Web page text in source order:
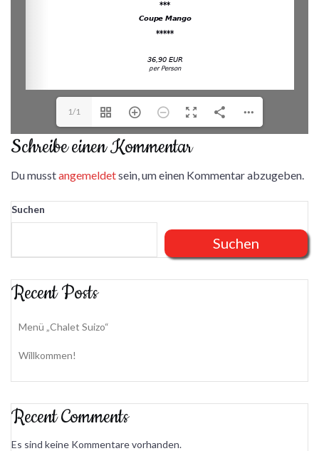
1/1
Schreibe einen Kommentar
Du musstangemeldetsein, um einen Kommentar abzugeben.
Suchen
Suchen
Recent Posts
Menü „Chalet Suizo“
Willkommen!
Recent Comments
Es sind keine Kommentare vorhanden.